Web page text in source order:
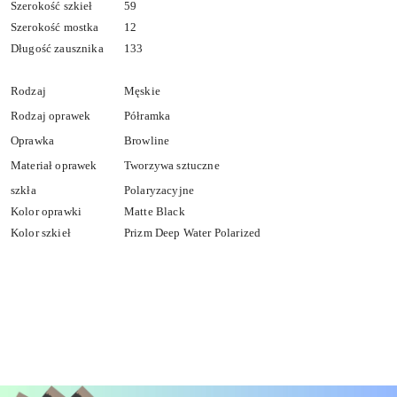
Szerokość szkieł
59
Szerokość mostka
12
Długość zausznika
133
Rodzaj
Męskie
Rodzaj oprawek
Półramka
Oprawka
Browline
Materiał oprawek
Tworzywa sztuczne
szkła
Polaryzacyjne
Kolor oprawki
Matte Black
Kolor szkieł
Prizm Deep Water Polarized